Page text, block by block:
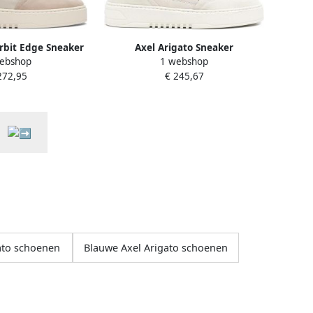
Edge Sneaker
Axel Arigato Sneaker
1 webshop
€ 245,67
schoenen Blauwe Axel Arigato schoenen